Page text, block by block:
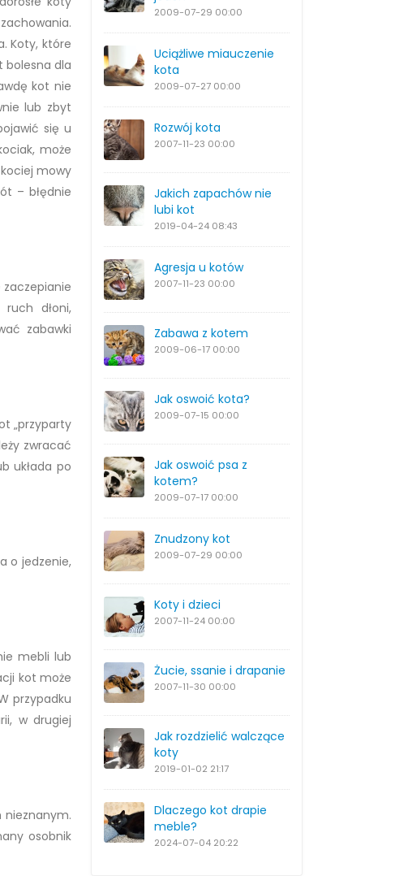
2009-07-29 00:00
Uciążliwe miauczenie
kota
2009-07-27 00:00
Rozwój kota
2007-11-23 00:00
Jakich zapachów nie
lubi kot
2019-04-24 08:43
Agresja u kotów
2007-11-23 00:00
Zabawa z kotem
2009-06-17 00:00
Jak oswoić kota?
2009-07-15 00:00
Jak oswoić psa z
kotem?
2009-07-17 00:00
Znudzony kot
2009-07-29 00:00
Koty i dzieci
2007-11-24 00:00
Żucie, ssanie i drapanie
2007-11-30 00:00
Jak rozdzielić walczące
koty
2019-01-02 21:17
Dlaczego kot drapie
meble?
2024-07-04 20:22
Koty, które
bolesna dla
kot nie
lub zbyt
się u
może
mowy
– błędnie
zaczepianie
dłoni,
zabawki
„przyparty
zwracać
układa po
o jedzenie,
mebli lub
kot może
przypadku
w drugiej
nieznanym.
osobnik